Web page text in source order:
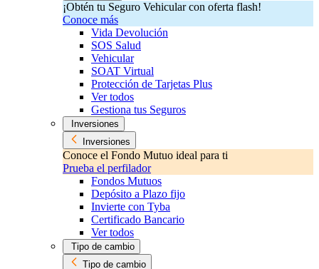
¡Obtén tu Seguro Vehicular con oferta flash!
Conoce más
Vida Devolución
SOS Salud
Vehicular
SOAT Virtual
Protección de Tarjetas Plus
Ver todos
Gestiona tus Seguros
Inversiones
Inversiones
Conoce el Fondo Mutuo ideal para ti
Prueba el perfilador
Fondos Mutuos
Depósito a Plazo fijo
Invierte con Tyba
Certificado Bancario
Ver todos
Tipo de cambio
Tipo de cambio